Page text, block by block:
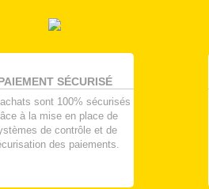
SÉCURISÉ
sont 100% sécurisés
à la mise en place de
de contrôle et de
des paiements.